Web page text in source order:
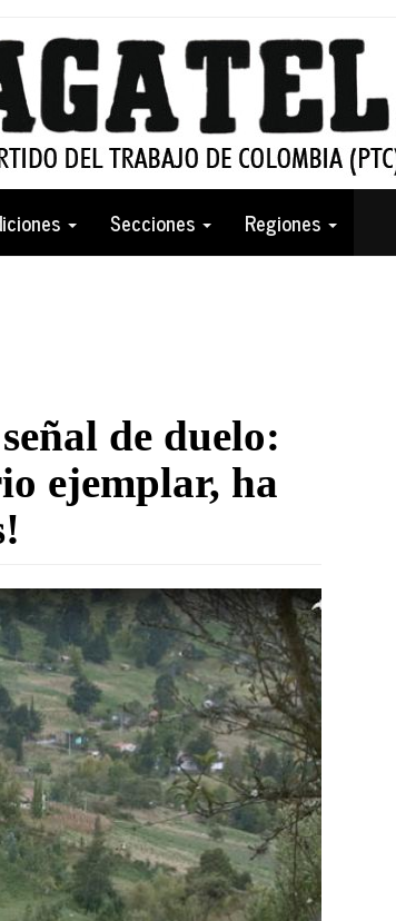
Secciones Regiones
de duelo:
ejemplar, ha